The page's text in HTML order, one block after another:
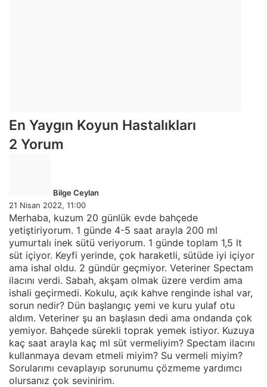
En Yaygın Koyun Hastalıkları
2 Yorum
Bilge Ceylan
:
21 Nisan 2022, 11:00
Merhaba, kuzum 20 günlük evde bahçede
yetiştiriyorum. 1 günde 4-5 saat arayla 200 ml
yumurtalı inek sütü veriyorum. 1 günde toplam 1,5 lt
süt içiyor. Keyfi yerinde, çok haraketli, sütüde iyi içiyor
ama ishal oldu. 2 gündür geçmiyor. Veteriner Spectam
ilacını verdi. Sabah, akşam olmak üzere verdim ama
ishali geçirmedi. Kokulu, açık kahve renginde ishal var,
sorun nedir? Dün başlangıç yemi ve kuru yulaf otu
aldım. Veteriner şu an başlasın dedi ama ondanda çok
yemiyor. Bahçede sürekli toprak yemek istiyor. Kuzuya
kaç saat arayla kaç ml süt vermeliyim? Spectam ilacını
kullanmaya devam etmeli miyim? Su vermeli miyim?
Sorularımı cevaplayıp sorunumu çözmeme yardımcı
olursanız çok sevinirim.